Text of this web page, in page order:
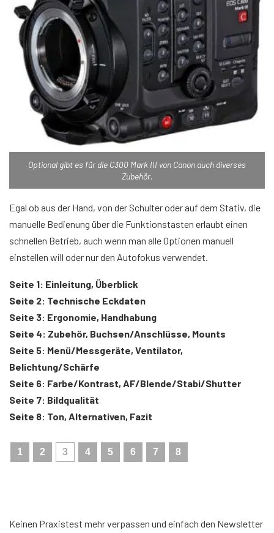
Optional gibt es für die C300 Mark III von Canon auch diverses
Zubehör.
Egal ob aus der Hand, von der Schulter oder auf dem Stativ, die
manuelle Bedienung über die Funktionstasten erlaubt einen
schnellen Betrieb, auch wenn man alle Optionen manuell
einstellen will oder nur den Autofokus verwendet.
Seite 1: Einleitung, Überblick
Seite 2: Technische Eckdaten
Seite 3: Ergonomie, Handhabung
Seite 4: Zubehör, Buchsen/Anschlüsse, Mounts
Seite 5: Menü/Messgeräte, Ventilator,
Belichtung/Schärfe
Seite 6: Farbe/Kontrast, AF/Blende/Stabi/Shutter
Seite 7: Bildqualität
Seite 8: Ton, Alternativen, Fazit
1 2 3 4 5 6 7 8
Keinen Praxistest mehr verpassen und einfach den Newsletter